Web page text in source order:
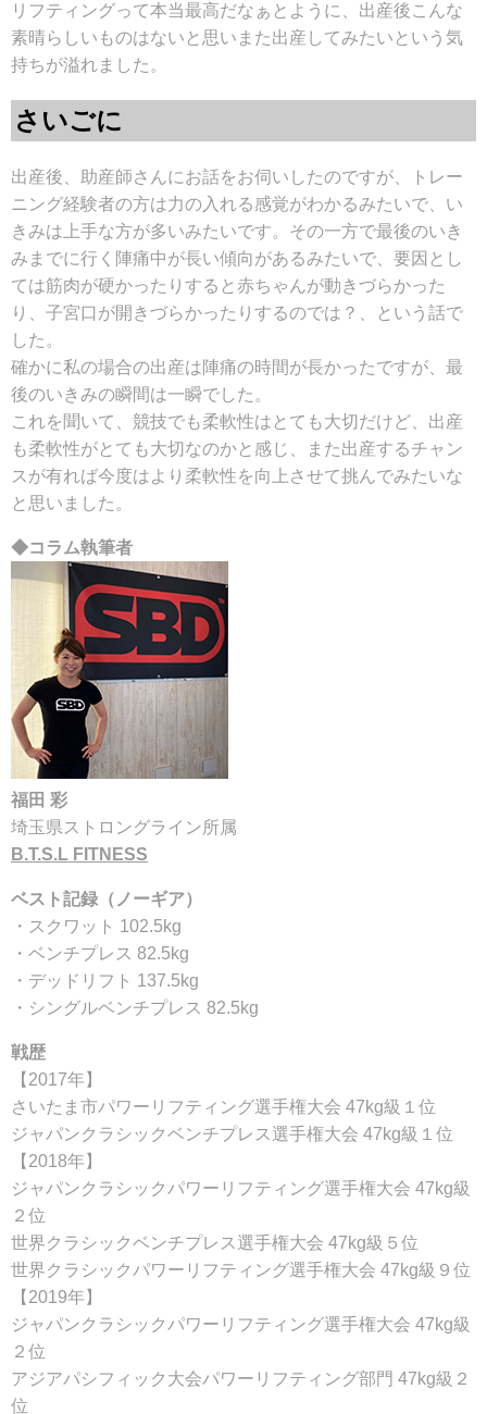
リフティングって本当最高だなぁとように、出産後こんな
素晴らしいものはないと思いまた出産してみたいという気
持ちが溢れました。
さいごに
出産後、助産師さんにお話をお伺いしたのですが、トレー
ニング経験者の方は力の入れる感覚がわかるみたいで、い
きみは上手な方が多いみたいです。その一方で最後のいき
みまでに行く陣痛中が長い傾向があるみたいで、要因とし
ては筋肉が硬かったりすると赤ちゃんが動きづらかった
り、子宮口が開きづらかったりするのでは？、という話で
した。
確かに私の場合の出産は陣痛の時間が長かったですが、最
後のいきみの瞬間は一瞬でした。
これを聞いて、競技でも柔軟性はとても大切だけど、出産
も柔軟性がとても大切なのかと感じ、また出産するチャン
スが有れば今度はより柔軟性を向上させて挑んでみたいな
と思いました。
◆コラム執筆者
福田 彩
埼玉県ストロングライン所属
B.T.S.L FITNESS
ベスト記録（ノーギア）
・スクワット 102.5kg
・ベンチプレス 82.5kg
・デッドリフト 137.5kg
・シングルベンチプレス 82.5kg
戦歴
【2017年】
さいたま市パワーリフティング選手権大会 47kg級１位
ジャパンクラシックベンチプレス選手権大会 47kg級１位
【2018年】
ジャパンクラシックパワーリフティング選手権大会 47kg級
２位
世界クラシックベンチプレス選手権大会 47kg級５位
世界クラシックパワーリフティング選手権大会 47kg級９位
【2019年】
ジャパンクラシックパワーリフティング選手権大会 47kg級
２位
アジアパシフィック大会パワーリフティング部門 47kg級２
位